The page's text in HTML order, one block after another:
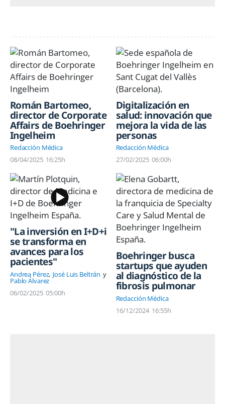
Román Bartomeo,
director de Corporate
Affairs de Boehringer
Ingelheim
Redacción Médica
08/04/2025 16:25h
Digitalización en
salud: innovación que
mejora la vida de las
personas
Redacción Médica
27/02/2025 06:00h
"La inversión en I+D+i
se transforma en
avances para los
pacientes"
Andrea Pérez José Luis Beltrán
Pablo Álvarez
06/02/2025 05:00h
Boehringer busca
startups que ayuden
al diagnóstico de la
fibrosis pulmonar
Redacción Médica
16/12/2024 16:55h